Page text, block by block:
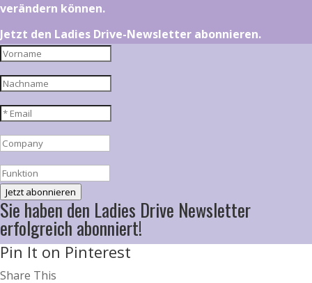
verändern können.
Jetzt den Ladies Drive-Newsletter abonnieren.
Jetzt abonnieren
Sie haben den Ladies Drive Newsletter
erfolgreich abonniert!
Pin It on Pinterest
Share This